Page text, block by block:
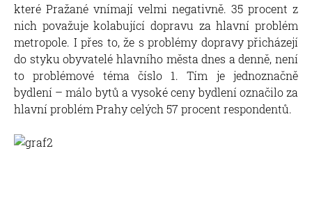
které Pražané vnímají velmi negativně. 35 procent z
nich považuje kolabující dopravu za hlavní problém
metropole. I přes to, že s problémy dopravy přicházejí
do styku obyvatelé hlavního města dnes a denně, není
to problémové téma číslo 1. Tím je jednoznačně
bydlení – málo bytů a vysoké ceny bydlení označilo za
hlavní problém Prahy celých 57 procent respondentů.